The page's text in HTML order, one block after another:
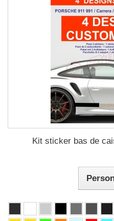
Kit sticker bas de